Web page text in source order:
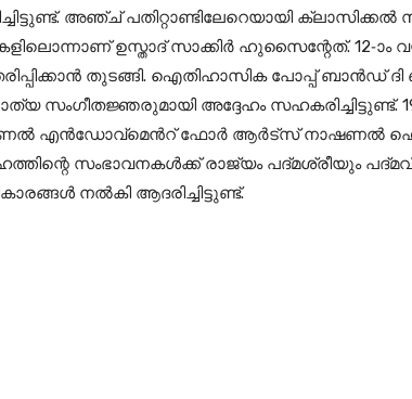
അഞ്ച് പതിറ്റാണ്ടിലേറെയായി
ഉസ്താദ് സാക്കിര്‍ ഹുസൈന്റേത്. 12-ാം
തുടങ്ങി. ഐതിഹാസിക പോപ്പ് ബാൻഡ് ദി
സംഗീതജ്ഞരുമായി അദ്ദേഹം സഹകരിച്ചിട്ടുണ്ട്.
എൻഡോവ്‌മെന്‍റ് ഫോർ ആർട്‌സ് നാഷണല്‍
സംഭാവനകള്‍ക്ക് രാജ്യം പദ്മശ്രീയും
നല്‍കി ആദരിച്ചിട്ടുണ്ട്.